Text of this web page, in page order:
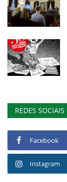
REDES SOCIAIS
Facebook
Instagram